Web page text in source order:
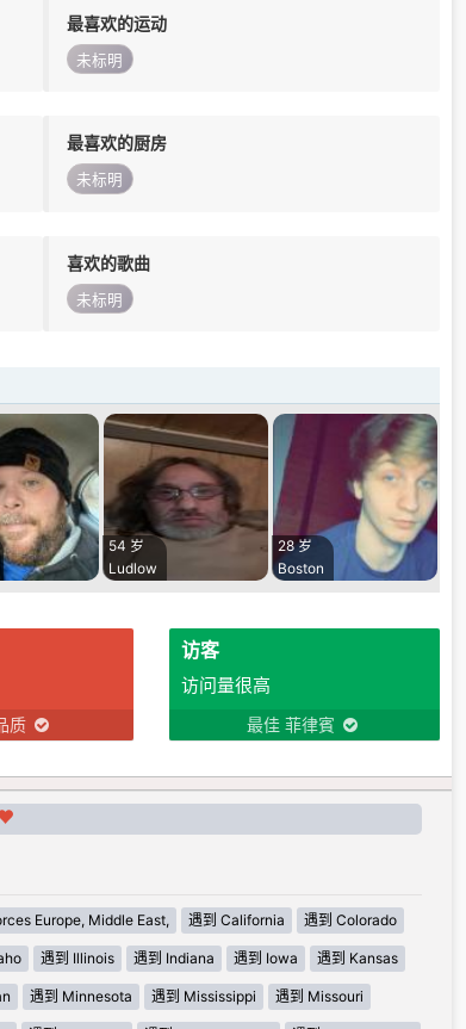
最喜欢的运动
未标明
最喜欢的厨房
未标明
喜欢的歌曲
未标明
54 岁
Ludlow
28 岁
Boston
质
访客
访问量很高
最佳 菲律賓
Europe, Middle East, 遇到 California 遇到 Colorado
遇到 Illinois 遇到 Indiana 遇到 Iowa 遇到 Kansas
遇到 Minnesota 遇到 Mississippi 遇到 Missouri